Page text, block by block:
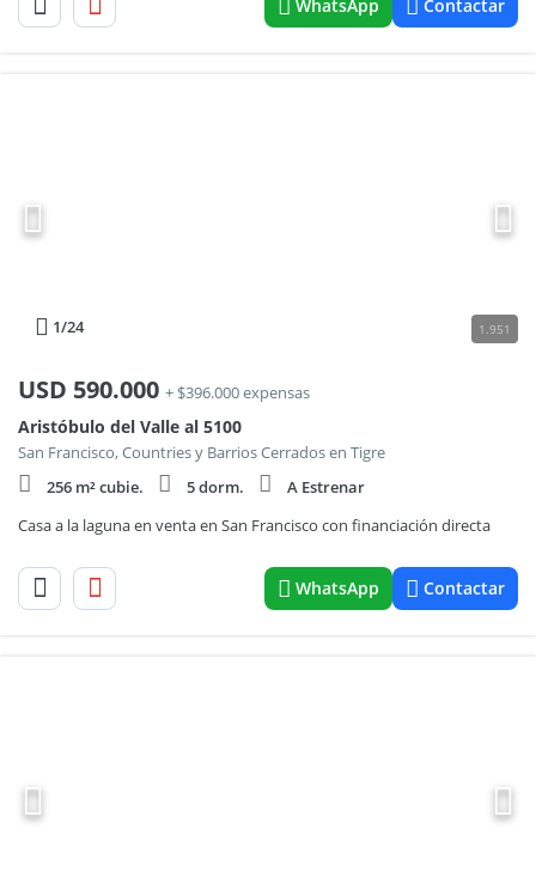
WhatsApp Contactar
1/24 1.951
USD 590.000 + $396.000 expensas
Aristóbulo del Valle al 5100
San Francisco, Countries y Barrios Cerrados en Tigre
256 m² cubie.
5 dorm.
A Estrenar
Casa a la laguna en venta en San Francisco con financiación directa
WhatsApp Contactar